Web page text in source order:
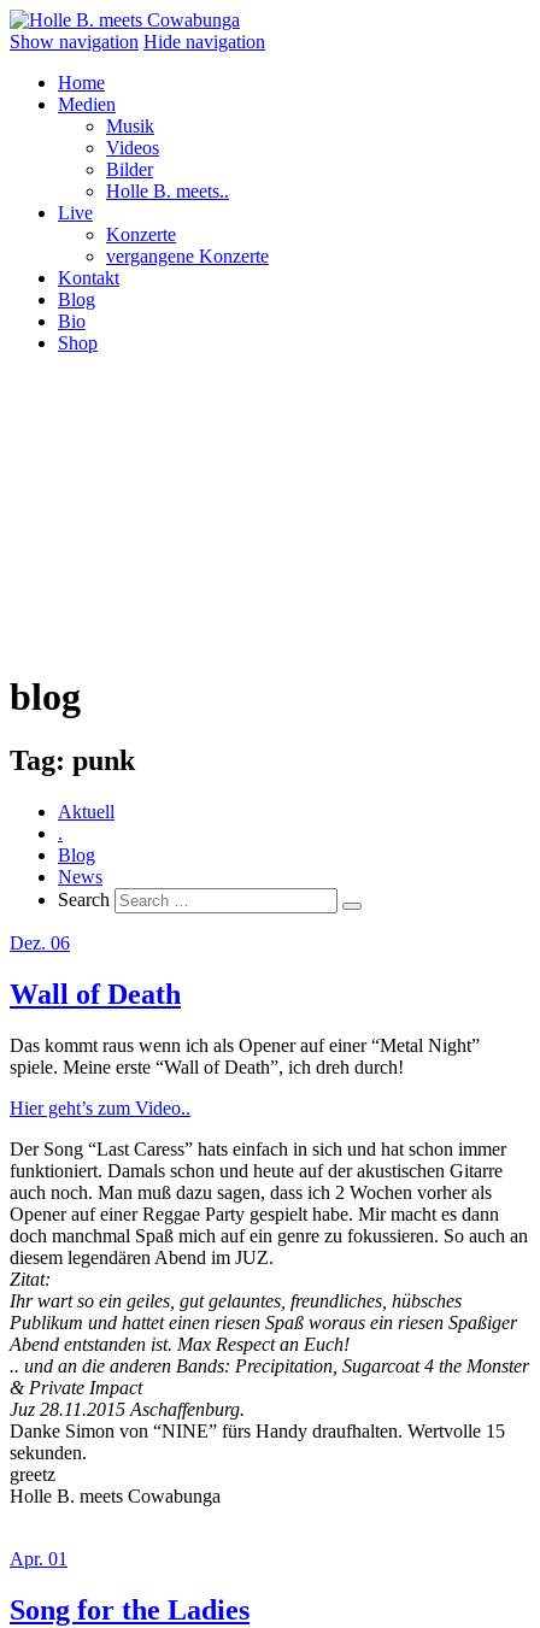
Show navigation Hide navigation
Home
Medien
Musik
Videos
Bilder
Holle B. meets..
Live
Konzerte
vergangene Konzerte
Kontakt
Blog
Bio
Shop
blog
Tag: punk
Aktuell
.
Blog
News
Search
Dez. 06
Wall of Death
Das kommt raus wenn ich als Opener auf einer “Metal Night”
spiele. Meine erste “Wall of Death”, ich dreh durch!
Hier geht’s zum Video..
Der Song “Last Caress” hats einfach in sich und hat schon immer
funktioniert. Damals schon und heute auf der akustischen Gitarre
auch noch. Man muß dazu sagen, dass ich 2 Wochen vorher als
Opener auf einer Reggae Party gespielt habe. Mir macht es dann
doch manchmal Spaß mich auf ein genre zu fokussieren. So auch an
diesem legendären Abend im JUZ.
Zitat:
Ihr wart so ein geiles, gut gelauntes, freundliches, hübsches
Publikum und hattet einen riesen Spaß woraus ein riesen Spaßiger
Abend entstanden ist. Max Respect an Euch!
.. und an die anderen Bands: Precipitation, Sugarcoat 4 the Monster
& Private Impact
Juz 28.11.2015 Aschaffenburg.
Danke Simon von “NINE” fürs Handy draufhalten. Wertvolle 15
sekunden.
greetz
Holle B. meets Cowabunga
Apr. 01
Song for the Ladies